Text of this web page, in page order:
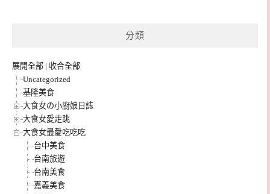
分類
展開全部 | 收合全部
Uncategorized
基隆美食
大食女の小廚娘日誌
大食女愛走跳
大食女最愛吃吃吃
台中美食
台南旅遊
台南美食
嘉義美食